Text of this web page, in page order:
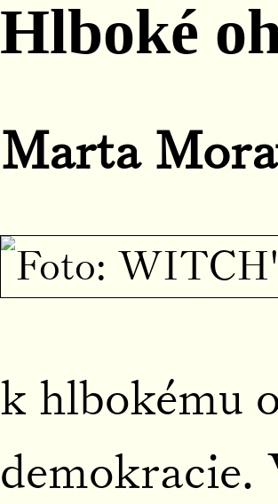
Hlboké
Marta
k hlbokému
demokracie.